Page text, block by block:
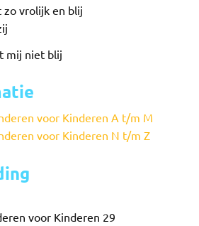
zo vrolijk en blij
mij niet blij
voor Kinderen A t/m M
voor Kinderen N t/m Z
voor Kinderen 29